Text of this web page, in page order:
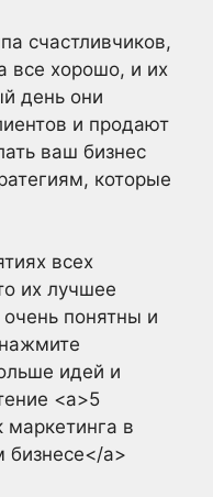
счастливчиков,
все хорошо, и их
день они
и продают
ваш бизнес
которые
всех
их лучшее
понятны и
идей и
<a>5
маркетинга в
бизнесе</a>